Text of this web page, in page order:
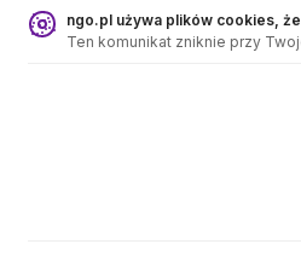
ngo.pl używa plików cookies,
Ten komunikat zniknie przy